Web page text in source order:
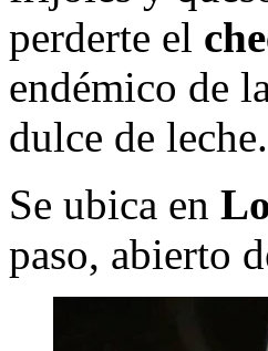
perderte el
endémico de
dulce de
Se ubica en
paso, abierto